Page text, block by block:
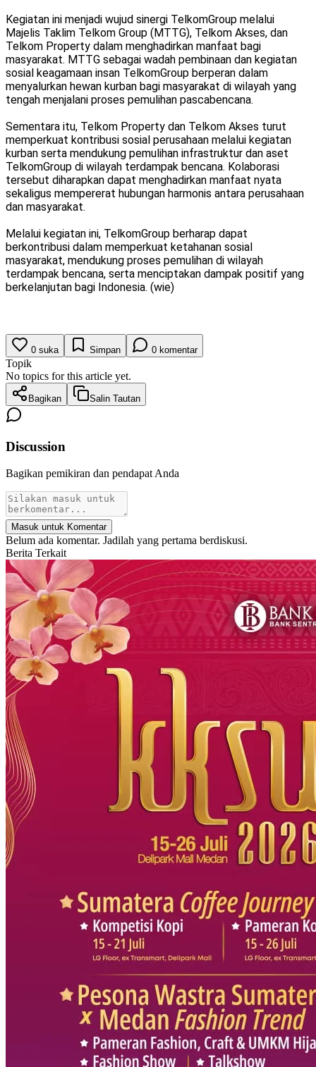
Kegiatan ini menjadi wujud sinergi TelkomGroup melalui
Majelis Taklim Telkom Group (MTTG), Telkom Akses, dan
Telkom Property dalam menghadirkan manfaat bagi
masyarakat. MTTG sebagai wadah pembinaan dan kegiatan
sosial keagamaan insan TelkomGroup berperan dalam
menyalurkan hewan kurban bagi masyarakat di wilayah yang
tengah menjalani proses pemulihan pascabencana.
Sementara itu, Telkom Property dan Telkom Akses turut
memperkuat kontribusi sosial perusahaan melalui kegiatan
kurban serta mendukung pemulihan infrastruktur dan aset
TelkomGroup di wilayah terdampak bencana. Kolaborasi
tersebut diharapkan dapat menghadirkan manfaat nyata
sekaligus mempererat hubungan harmonis antara perusahaan
dan masyarakat.
Melalui kegiatan ini, TelkomGroup berharap dapat
berkontribusi dalam memperkuat ketahanan sosial
masyarakat, mendukung proses pemulihan di wilayah
terdampak bencana, serta menciptakan dampak positif yang
berkelanjutan bagi Indonesia. (wie)
0 suka Simpan 0 komentar
Topik
No topics for this article yet.
Bagikan Salin Tautan
Discussion
Bagikan pemikiran dan pendapat Anda
Masuk untuk Komentar
Belum ada komentar. Jadilah yang pertama berdiskusi.
Berita Terkait